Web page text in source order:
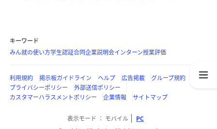
キーワード
みん就の使い方学生認証合同企業説明会インターン授業評価
利用規約 掲示板ガイドライン ヘルプ 広告掲載
グループ規約
プライバシーポリシー
外部送信ポリシー
カスタマーハラスメントポリシー
企業情報 サイトマップ
表示モード モバイル PC